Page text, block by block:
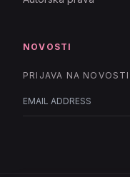
NOVOSTI
PRIJAVA NA NOVOSTI